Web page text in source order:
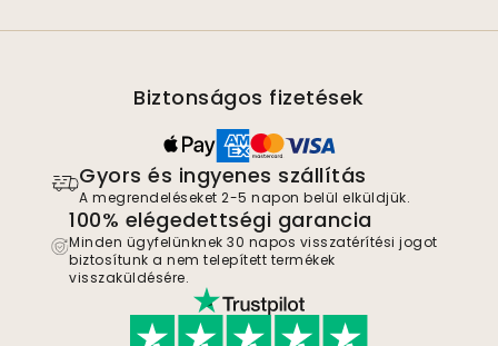
Biztonságos fizetések
Gyors és ingyenes szállítás
A megrendeléseket 2-5 napon belül elküldjük.
100% elégedettségi garancia
Minden ügyfelünknek 30 napos visszatérítési jogot
biztosítunk a nem telepített termékek
visszaküldésére.